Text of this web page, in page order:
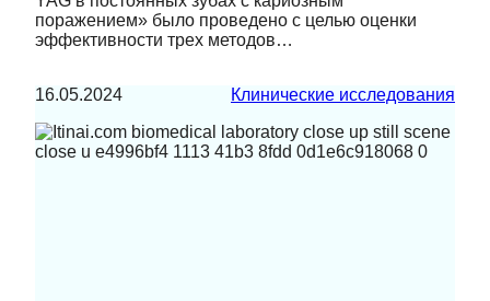
поражением» было проведено с целью оценки
эффективности трех методов…
16.05.2024 Клинические исследования